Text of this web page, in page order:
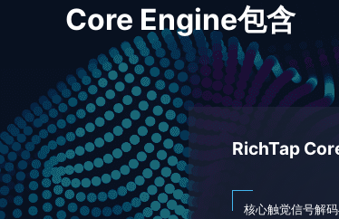
Core Engine包含
RichTap
核心触觉信号解